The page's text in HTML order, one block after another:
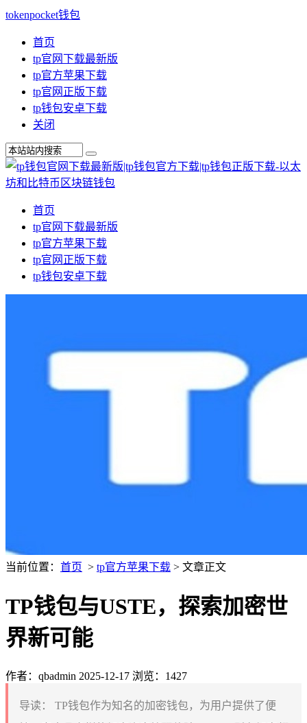
tokenpocket钱包
首页
tp官网下载最新版
tp官方苹果下载
tp官网正版下载
tp钱包安卓下载
关闭
首页
tp官网下载最新版
tp官方苹果下载
tp官网正版下载
tp钱包安卓下载
当前位置： 首页 > tp官方苹果下载 > 文章正文
TP钱包与USTE，探索加密世
界新可能
作者：qbadmin 2025-12-17 浏览：1427
导读：
TP钱包作为知名的加密钱包，为用户提供了便